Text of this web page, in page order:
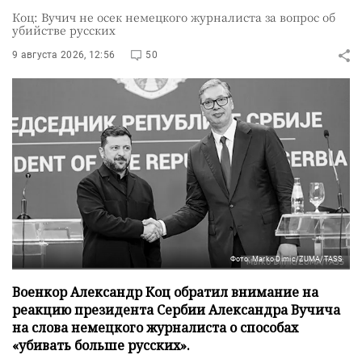
Коц: Вучич не осек немецкого журналиста за вопрос об
убийстве русских
9 августа 2026, 12:56 50
Фото: Marko Dimic/ZUMA/TASS
Военкор Александр Коц обратил внимание на
реакцию президента Сербии Александра Вучича
на слова немецкого журналиста о способах
«убивать больше русских».